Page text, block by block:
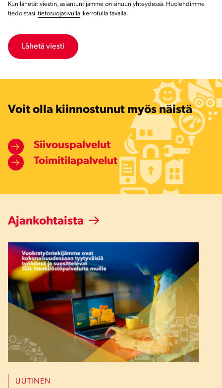
Kun lähetät viestin, asiantuntijamme on sinuun yhteydessä. Huolehdimme
tiedoistasi tietosuojasivulla kerrotulla tavalla.
Voit olla kiinnostunut myös näistä
Siivouspalvelut
Toimitilapalvelut
Ajankohtaista
UUTINEN